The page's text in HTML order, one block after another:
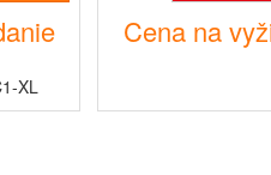
XL
Cena na